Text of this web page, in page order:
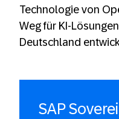
Technologie von
Weg für KI-
Deutschland
SAP